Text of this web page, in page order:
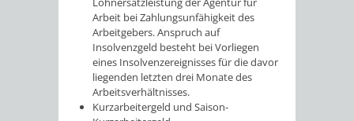
Arbeit bei Zahlungsunfähigkeit des
Arbeitgebers. Anspruch auf
Insolvenzgeld besteht bei Vorliegen
eines Insolvenzereignisses für die davor
liegenden letzten drei Monate des
Arbeitsverhältnisses.
Kurzarbeitergeld und Saison-